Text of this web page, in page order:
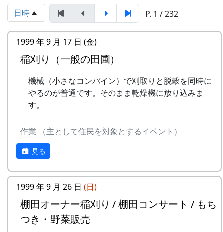
里山の自然と暮らしを守ろうと、全国に棚田オー
ある都会の若者が、棚田で田植えをして地元の人
に管理してもらい、収穫を楽しみに１年を過ごす
姿を想像して詩を書きました。
相棒の“うらめしあ”が曲をつけてくれて、兵庫県
のとある棚田コンサート（収穫日に田んぼでライ
ブする企画）でみんなで歌った思い出の楽曲で
す。（ポン四郎）
「この村に、喰われる」、「この村を、喰ってや
る」って、いやいやいや、岩座神はそんな村じゃ
ありませんよ。
II
棚⽥のイネに
メシアとポン四郎
6
ふるさと加美の⾥へ
7
棚⽥の⾵
アンジェラ
9
⻩⾦の海
アンジェラ
10
11
帰郷〜2000〜9⽉吉
⽇
三畳⼀間
12 帰郷
なでしこ
13
僕は棚⽥の中にいる
日時 P. 1 / 232
1999 年 9 月 17 日 (金)
稲刈り（一般の田圃）
機械（小さなコンバイン）で刈取りと脱穀を同時に
やるのが普通です。そのまま乾燥機に放り込みま
す。
作業 （主として住民を対象とするイベント）
見る
1999 年 9 月 26 日 (日)
棚田オーナー稲刈り / 棚田コンサート / もち
つき・野菜販売